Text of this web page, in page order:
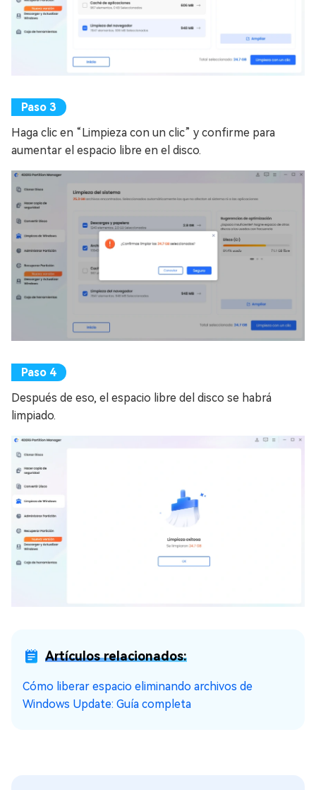
Haga clic en “Limpieza con un clic” y confirme para
aumentar el espacio libre en el disco.
Después de eso, el espacio libre del disco se habrá
limpiado.
Artículos relacionados:
Cómo liberar espacio eliminando archivos de
Windows Update: Guía completa